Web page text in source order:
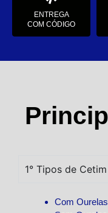
ENTREGA
COM CÓDIGO
1° Tipos de Cetim
Com Ourelas